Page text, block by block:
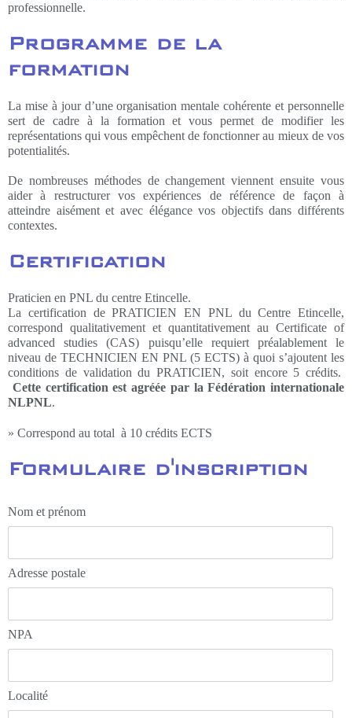
professionnelle.
Programme de la
formation
La mise à jour d’une organisation mentale cohérente et personnelle
sert de cadre à la formation et vous permet de modifier les
représentations qui vous empêchent de fonctionner au mieux de vos
potentialités.
De nombreuses méthodes de changement viennent ensuite vous
aider à restructurer vos expériences de référence de façon à
atteindre aisément et avec élégance vos objectifs dans différents
contextes.
Certification
Praticien en PNL du centre Etincelle.
La certification de PRATICIEN EN PNL du Centre Etincelle,
correspond qualitativement et quantitativement au Certificate of
advanced studies (CAS) puisqu’elle requiert préalablement le
niveau de TECHNICIEN EN PNL (5 ECTS) à quoi s’ajoutent les
conditions de validation du PRATICIEN, soit encore 5 crédits.
Cette certification est agréée par la Fédération internationale
NLPNL.
» Correspond au total à 10 crédits ECTS
Formulaire d'inscription
Nom et prénom
Adresse postale
NPA
Localité